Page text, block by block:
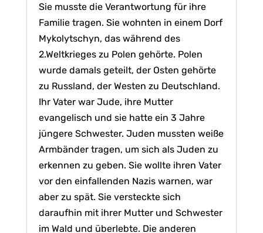
Sie musste die Verantwortung für ihre
Familie tragen. Sie wohnten in einem Dorf
Mykolytschyn, das während des
2.Weltkrieges zu Polen gehörte. Polen
wurde damals geteilt, der Osten gehörte
zu Russland, der Westen zu Deutschland.
Ihr Vater war Jude, ihre Mutter
evangelisch und sie hatte ein 3 Jahre
jüngere Schwester. Juden mussten weiße
Armbänder tragen, um sich als Juden zu
erkennen zu geben. Sie wollte ihren Vater
vor den einfallenden Nazis warnen, war
aber zu spät. Sie versteckte sich
daraufhin mit ihrer Mutter und Schwester
im Wald und überlebte. Die anderen